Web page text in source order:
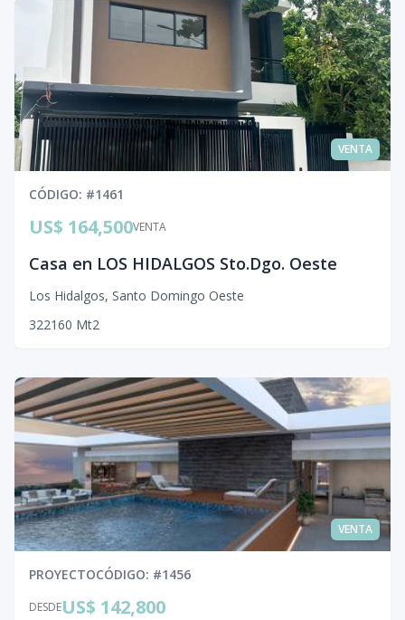
VENTA
CÓDIGO: #1461
VENTA
US$ 164,500
Casa en LOS HIDALGOS Sto.Dgo. Oeste
Los Hidalgos, Santo Domingo Oeste
322160 Mt2
VENTA
PROYECTOCÓDIGO: #1456
DESDEUS$ 142,800